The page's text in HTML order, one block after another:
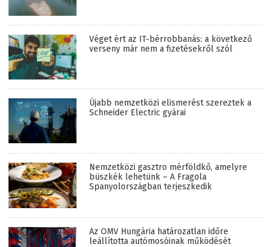
Véget ért az IT-bérrobbanás: a következő
verseny már nem a fizetésekről szól
Újabb nemzetközi elismerést szereztek a
Schneider Electric gyárai
Nemzetközi gasztro mérföldkő, amelyre
büszkék lehetünk – A Fragola
Spanyolországban terjeszkedik
Az OMV Hungária határozatlan időre
leállította autómosóinak működését